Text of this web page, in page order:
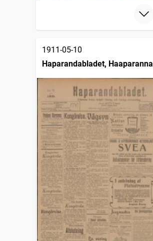
1911-05-10
Haparandabladet,